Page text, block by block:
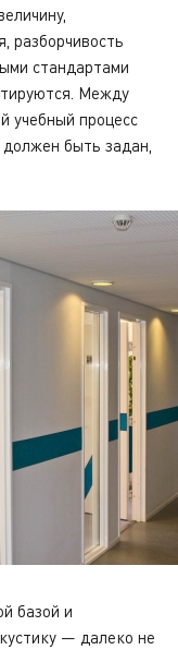
разборчивость
стандартами
Между
учебный процесс
быть задан,
базой и
— далеко не